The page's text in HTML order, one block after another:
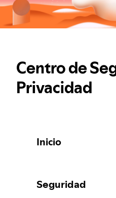
Centro de
Privacidad
Inicio
Seguridad